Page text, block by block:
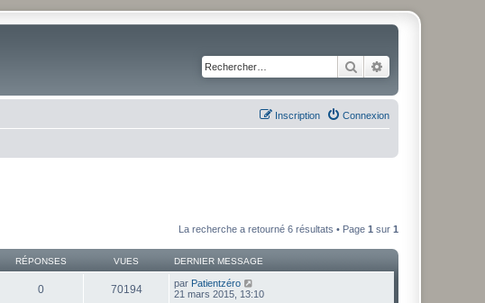
Rechercher
Connexion
Inscription
La recherche a retourné 6 résultats • Page 1 sur 1
RÉPONSES VUES DERNIER MESSAGE
0 70194 par Patientzéro
21 mars 2015, 13:10